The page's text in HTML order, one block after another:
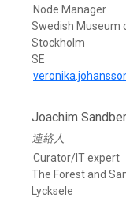
Node Manager
Swedish Museum
Stockholm
SE
Joachim
連絡人
Curator/IT expert
The Forest and
Lycksele